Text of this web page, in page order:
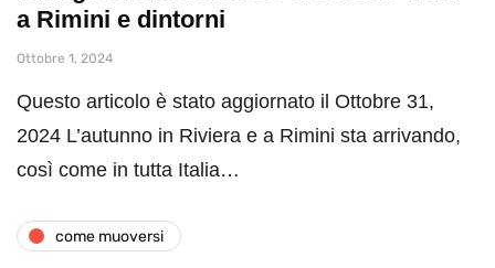
a Rimini e dintorni
Ottobre 1, 2024
Questo articolo è stato aggiornato il Ottobre 31,
2024 L’autunno in Riviera e a Rimini sta arrivando,
così come in tutta Italia…
come muoversi